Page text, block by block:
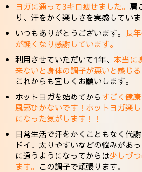
ヨガに通って3キロ痩せました。 肩
り、汗をかく楽しさを実感していま
いつもありがとうございます。 長
が軽くなり感謝しています。
利用させていただいて1年、本当に
来ないと身体の調子が悪いと感じる
これからも宜しくお願いします。
ホットヨガを始めてからすごく健
風邪ひかないです！ホットヨガ楽
になった気がします！！
日常生活で汗をかくこともなく代
ドイ、太りやすいなどの悩みがあ
に通うようになってからは少しづ
ます。 この調子で頑張ります。